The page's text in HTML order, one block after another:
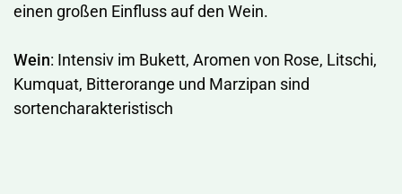
einen großen Einfluss auf den Wein.
Wein: Intensiv im Bukett, Aromen von Rose, Litschi,
Kumquat, Bitterorange und Marzipan sind
sortencharakteristisch